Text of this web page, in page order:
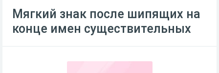
Мягкий знак после шипящих на
конце имен существительных